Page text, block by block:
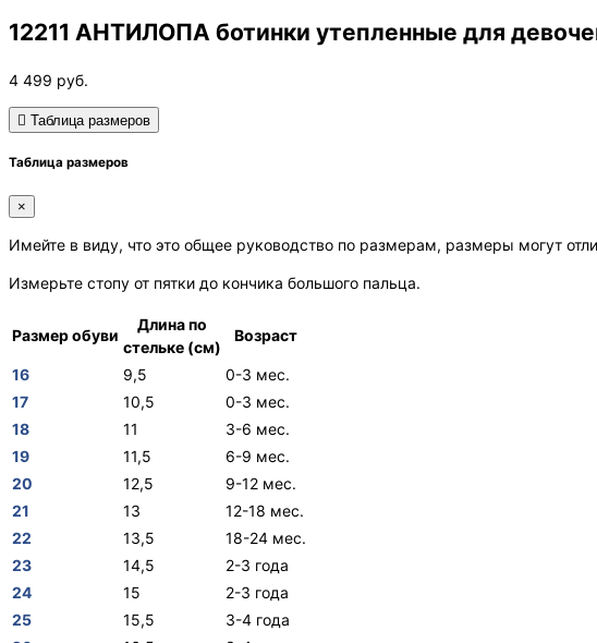
12211 АНТИЛОПА ботинки утепленные для
4 499 руб.
Таблица размеров
Таблица размеров
×
Имейте в виду, что это общее руководство по размерам, размеры могут
Измерьте стопу от пятки до кончика большого пальца.
Размер обуви
Длина по
стельке (см)
Возраст
16 9,5
0-3 мес.
17
10,5
0-3 мес.
18
11
3-6 мес.
19
11,5
6-9 мес.
20
12,5
9-12 мес.
21
13
12-18 мес.
22
13,5
18-24 мес.
23
14,5
2-3 года
24
15
2-3 года
25
15,5
3-4 года